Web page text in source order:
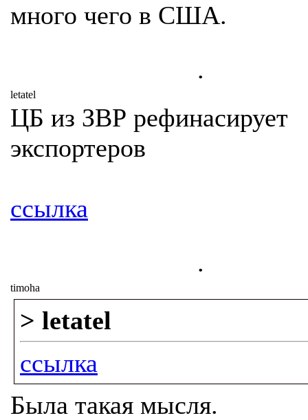
много чего в США.
.
letatel
ЦБ из ЗВР рефинасирует
экспортеров
ссылка
.
timoha
> letatel
ссылка
Была такая мысля.